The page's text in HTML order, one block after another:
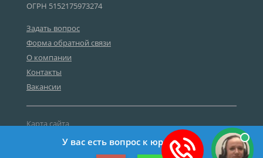
ОГРН 5152175973274
Задать вопрос
Форма обратной связи
О компании
Контакты
Вакансии
Карта сайта
Политика персональных данных
У вас есть вопрос к юристу?